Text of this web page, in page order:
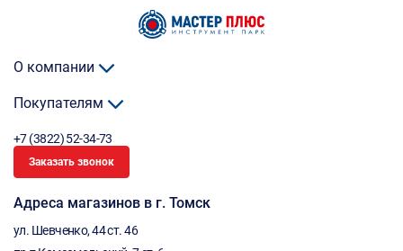
О компании
Покупателям
+7 (3822) 52-34-73
Заказать звонок
Адреса магазинов в г. Томск
ул. Шевченко, 44 ст. 46